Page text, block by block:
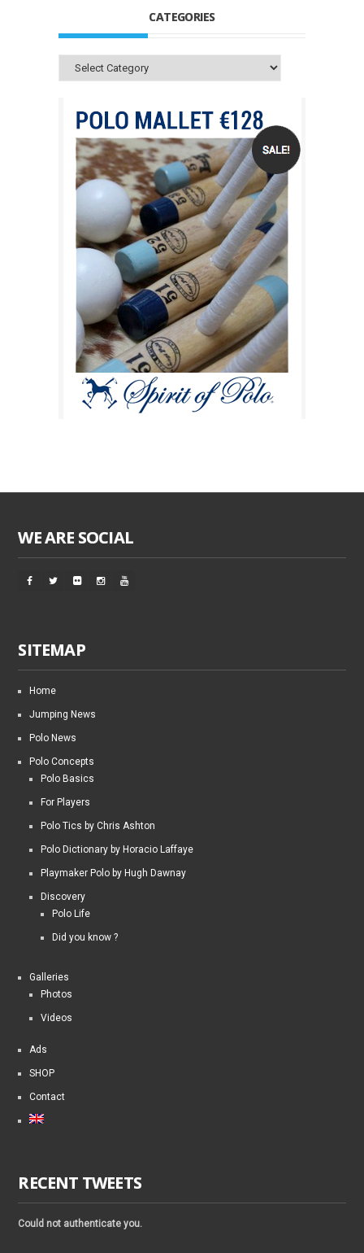
CATEGORIES
Categories
WE ARE SOCIAL
SITEMAP
Home
Jumping News
Polo News
Polo Concepts
Polo Basics
For Players
Polo Tics by Chris Ashton
Polo Dictionary by Horacio Laffaye
Playmaker Polo by Hugh Dawnay
Discovery
Polo Life
Did you know ?
Galleries
Photos
Videos
Ads
SHOP
Contact
RECENT TWEETS
Could not authenticate you.